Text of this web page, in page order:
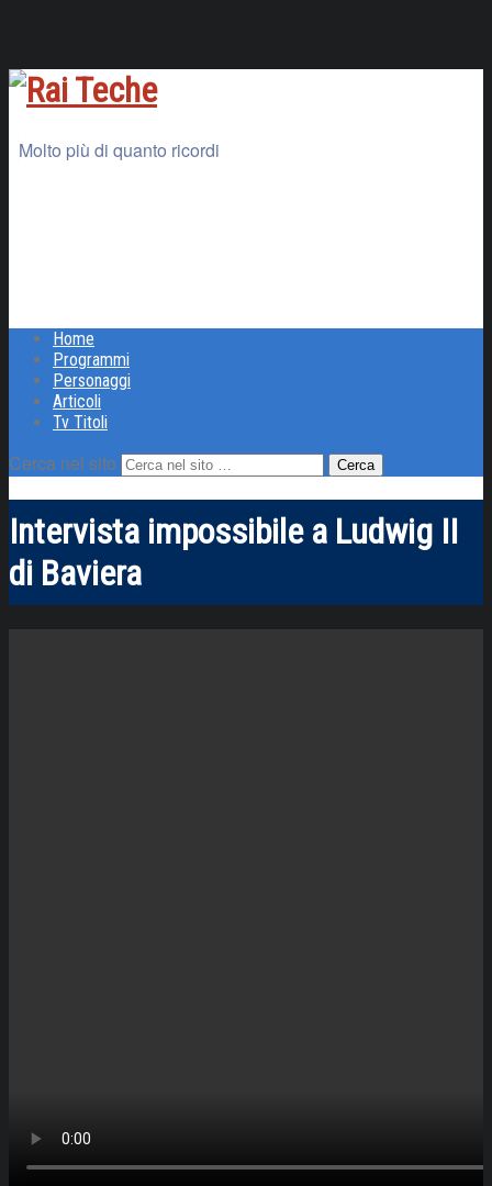
Molto più di quanto ricordi
Home
Programmi
Personaggi
Articoli
Tv Titoli
Cerca nel sito
Intervista impossibile a Ludwig II
di Baviera